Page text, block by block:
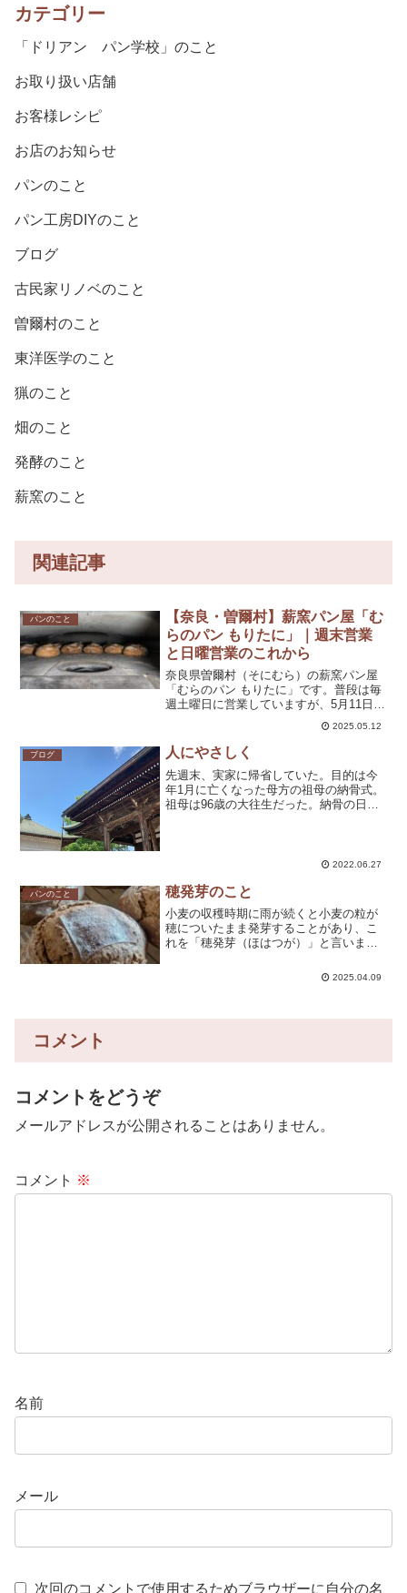
カテゴリー
「ドリアン パン学校」のこと
お取り扱い店舗
お客様レシピ
お店のお知らせ
パンのこと
パン工房DIYのこと
ブログ
古民家リノベのこと
曽爾村のこと
東洋医学のこと
猟のこと
畑のこと
発酵のこと
薪窯のこと
関連記事
パンのこと
【奈良・曽爾村】薪窯パン屋「む
らのパン もりたに」｜週末営業
と日曜営業のこれから
奈良県曽爾村（そにむら）の薪窯パン屋
「むらのパン もりたに」です。普段は毎
週土曜日に営業していますが、5月11日
（日）は久しぶりの日曜オープンとなり
ました。お越しくださった皆さま、本当
にありがとうございました。この日はな
んと、愛知県からお客...
2025.05.12
ブログ 人にやさしく
先週末、実家に帰省していた。目的は今
年1月に亡くなった母方の祖母の納骨式。
祖母は96歳の大往生だった。納骨の日の
2022.06.27
パンのこと 穂発芽のこと
小麦の収穫時期に雨が続くと小麦の粒が
穂についたまま発芽することがあり、こ
れを「穂発芽（ほはつが）」と言いま
ンパク質やデンプンを分解してしまいま
2025.04.09
コメント
コメントをどうぞ
メールアドレスが公開されることはありません。
コメント ※
名前
メール
次回のコメントで使用するためブラウザーに自分の名